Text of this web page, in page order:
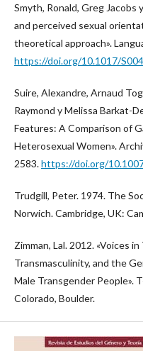
Smyth, Ronald, Greg Jacobs
and perceived sexual
theoretical approach».
https://doi.org/10.1017/
Suire, Alexandre, Arnaud
Raymond y Melissa Barkat-
Features: A Comparison of
Heterosexual Women».
2583.https://doi.org/
Trudgill, Peter. 1974. The
Norwich. Cambridge, UK:
Zimman, Lal. 2012. «Voices
Transmasculinity, and the
Male Transgender People».
Colorado, Boulder.